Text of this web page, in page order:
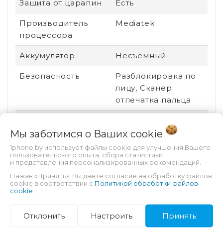
Защита от царапин Есть
Производитель
процессора
Mediatek
Аккумулятор Несъемный
Безопасность
Разблокировка по
лицу, Сканер
отпечатка пальца
Оперативная
память
8 Гб
Сенсорный экран Есть
Стандарт связи
4G (LTE), 5G
Мы заботимся о Ваших cookie
1phone.by использует файлы cookie для улучшения Вашего
пользовательского опыта, сбора статистики
и представления персонализированных рекомендаций.
Нажав «Принять», Вы даете согласие на обработку файлов
cookie в соответствии с Политикой обработки файлов
cookie
Отклонить Настроить Принять